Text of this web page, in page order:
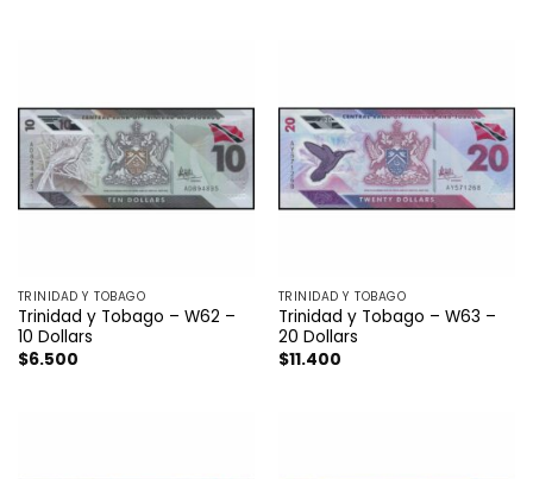
TRINIDAD Y TOBAGO
Trinidad y Tobago – W62 –
10 Dollars
$6.500
TRINIDAD Y TOBAGO
Trinidad y Tobago – W63 –
20 Dollars
$11.400